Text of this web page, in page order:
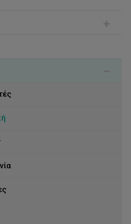
φοιτητών
Μάθησης
ανάγκες
Ανάπτυξης